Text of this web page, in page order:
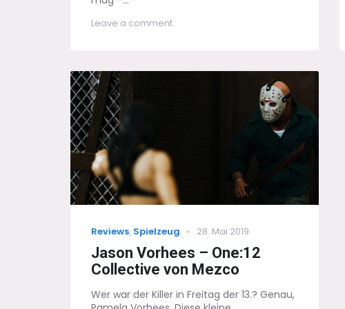
Leave a commenton
andere
Categories
Reviews, Spielzeug
Posted
28. Mai 2019
Jason Vorhees – One:12
Collective von Mezco
Wer war der Killer in Freitag der 13.? Genau,